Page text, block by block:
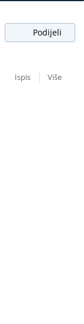
Podijeli
Ispis Više